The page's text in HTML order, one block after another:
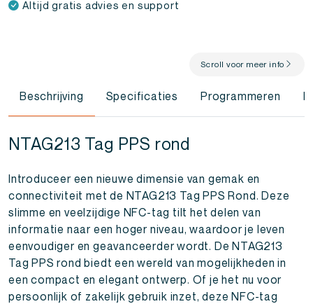
Altijd gratis advies en support
Scroll voor meer info
Beschrijving Specificaties Programmeren
NTAG213 Tag PPS rond
Introduceer een nieuwe dimensie van gemak en
connectiviteit met de NTAG213 Tag PPS Rond. Deze
slimme en veelzijdige NFC-tag tilt het delen van
informatie naar een hoger niveau, waardoor je leven
eenvoudiger en geavanceerder wordt. De NTAG213
Tag PPS rond biedt een wereld van mogelijkheden in
een compact en elegant ontwerp. Of je het nu voor
persoonlijk of zakelijk gebruik inzet, deze NFC-tag